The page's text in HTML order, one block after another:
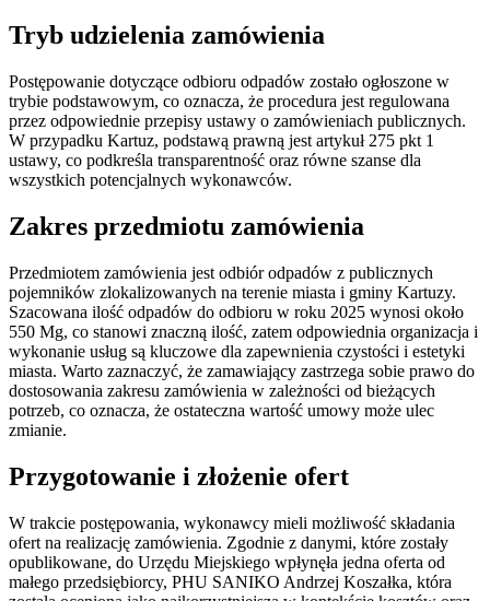
Tryb udzielenia zamówienia
Postępowanie dotyczące odbioru odpadów zostało ogłoszone w
trybie podstawowym, co oznacza, że procedura jest regulowana
przez odpowiednie przepisy ustawy o zamówieniach publicznych.
W przypadku Kartuz, podstawą prawną jest artykuł 275 pkt 1
ustawy, co podkreśla transparentność oraz równe szanse dla
wszystkich potencjalnych wykonawców.
Zakres przedmiotu zamówienia
Przedmiotem zamówienia jest odbiór odpadów z publicznych
pojemników zlokalizowanych na terenie miasta i gminy Kartuzy.
Szacowana ilość odpadów do odbioru w roku 2025 wynosi około
550 Mg, co stanowi znaczną ilość, zatem odpowiednia organizacja i
wykonanie usług są kluczowe dla zapewnienia czystości i estetyki
miasta. Warto zaznaczyć, że zamawiający zastrzega sobie prawo do
dostosowania zakresu zamówienia w zależności od bieżących
potrzeb, co oznacza, że ostateczna wartość umowy może ulec
zmianie.
Przygotowanie i złożenie ofert
W trakcie postępowania, wykonawcy mieli możliwość składania
ofert na realizację zamówienia. Zgodnie z danymi, które zostały
opublikowane, do Urzędu Miejskiego wpłynęła jedna oferta od
małego przedsiębiorcy, PHU SANIKO Andrzej Koszałka, która